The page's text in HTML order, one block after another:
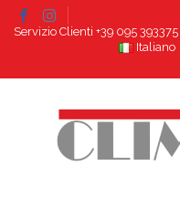
Servizio Clienti +39 095
Italiano